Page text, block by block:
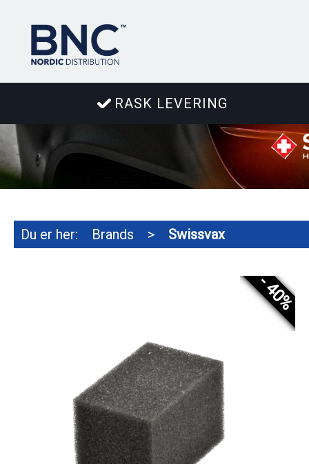
RASK LEVERING
Du er her: Brands > Swissvax
- 40%